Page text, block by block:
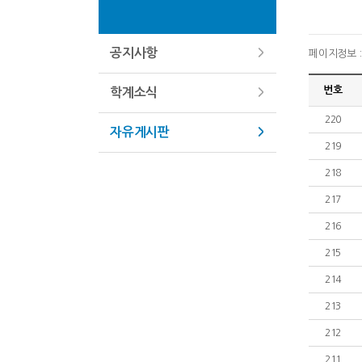
공지사항
학계소식
자유게시판
페이지정
번호
220
219
218
217
216
215
214
213
212
211